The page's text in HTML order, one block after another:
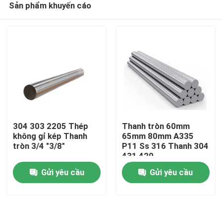
Sản phẩm khuyến cáo
304 303 2205 Thép
không gỉ kép Thanh
tròn 3/4 "3/8"
Gửi yêu cầu
Thanh tròn 60mm
65mm 80mm A335
P11 Ss 316 Thanh 304
431 420
Gửi yêu cầu